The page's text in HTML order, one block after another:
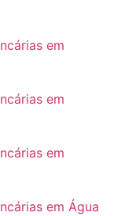
em
em
em
em Água